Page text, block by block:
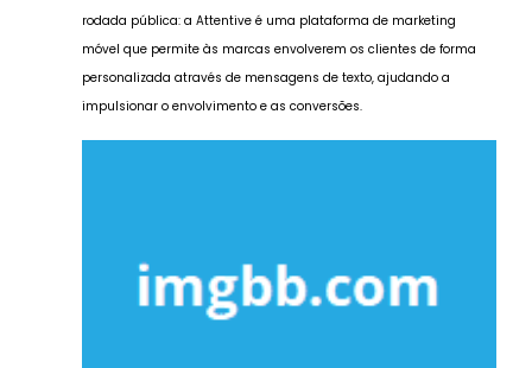
rodada pública: a Attentive é uma plataforma de marketing
móvel que permite às marcas envolverem os clientes de forma
personalizada através de mensagens de texto, ajudando a
impulsionar o envolvimento e as conversões.